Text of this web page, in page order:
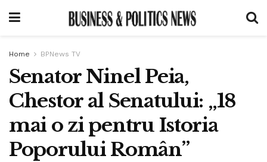
Home BPNews TV
Senator Ninel Peia,
Chestor al Senatului: „18
mai o zi pentru Istoria
Poporului Român”